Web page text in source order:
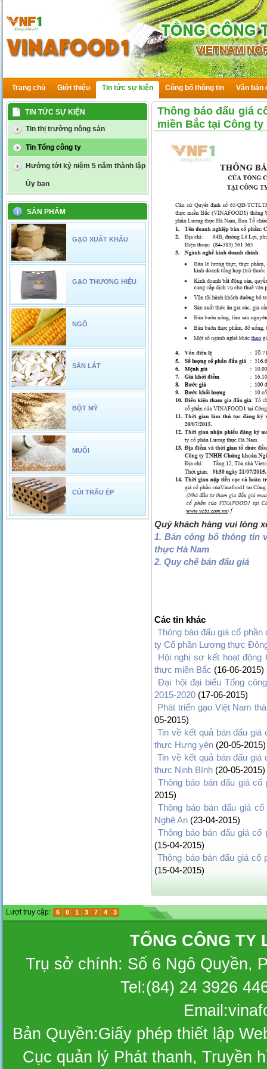
Trang chủ Giới thiệu Tin tức sự kiện Công bố thông tin Văn bản
TIN TỨC SỰ KIỆN
Tin thị trường nông sản
Tin Tổng công ty
Hướng tới kỷ niệm 5 năm thành lập
Ủy ban
SẢN PHẨM
GẠO XUẤT KHẨU
GẠO THƯƠNG HIỆU
NGÔ
SẮN LÁT
BỘT MỲ
MUỐI
CỦI TRẤU ÉP
Thông báo đấu giá
miền Bắc tại Công
Quý khách hàng vui lòng
1. Bản công bố thông tin
thực Hà Nam
2. Quy chế bán đấu giá
Các tin khác
Thông báo đấu giá cổ
ty Cổ phần Lương thực
Hội nghị sơ kết hoạt động
thực miền Bắc (16-06-2015)
Đại hội đại biểu Tổng
2015-2020 (17-06-2015)
Phát triển gạo Việt Nam
05-2015)
Tin về kết quả bán đấu
thực Hưng yên (20-05-2015)
Tin về kết quả bán đấu
thực Ninh Bình (20-05-2015)
Thông báo bán đấu giá
2015)
Thông báo bán đấu giá
Nghệ An (23-04-2015)
Thông báo bán đấu giá
(15-04-2015)
Thông báo bán đấu giá
(15-04-2015)
Lượt truy cập: 6 0 1 3 7 4 3
TỔNG CÔNG TY
Trụ sở chính: Số 6 Ngô Quyền,
Tel:(84) 24 3926
Bản Quyền:Giấy phép thiết lập
Cục quản lý Phát thanh, Truyền